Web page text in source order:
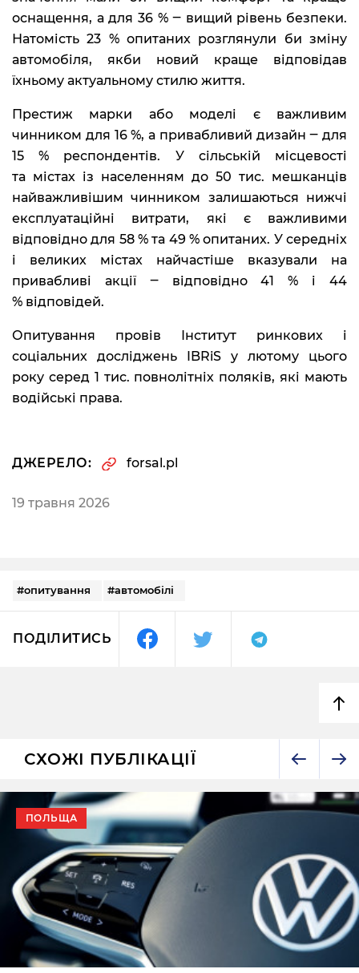
оснащення, а для 36 % ‒ вищий рівень безпеки.
Натомість 23 % опитаних розглянули би зміну
автомобіля, якби новий краще відповідав
їхньому актуальному стилю життя.
Престиж марки або моделі є важливим
чинником для 16 %, а привабливий дизайн ‒ для
15 % респондентів. У сільській місцевості
та містах із населенням до 50 тис. мешканців
найважливішим чинником залишаються нижчі
експлуатаційні витрати, які є важливими
відповідно для 58 % та 49 % опитаних. У середніх
і великих містах найчастіше вказували на
привабливі акції ‒ відповідно 41 % і 44
% відповідей.
Опитування провів Інститут ринкових і
соціальних досліджень IBRiS у лютому цього
року серед 1 тис. повнолітніх поляків, які мають
водійські права.
ДЖЕРЕЛО: forsal.pl
19 травня 2026
#опитування #автомобілі
ПОДІЛИТИСЬ
СХОЖІ ПУБЛІКАЦІЇ
ПОЛЬЩА